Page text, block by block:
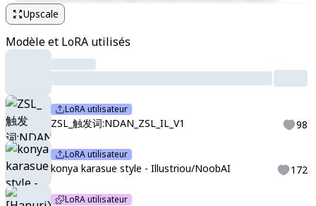
laboris nisi ut aliquip ex ea commodo consequat. Duis aute irure
dolor in reprehenderit in voluptate velit esse cillum dolore eu
fugiat nulla pariatur. Excepteur sint occaecat cupidatat non
proident, sunt in culpa qui officia deserunt mollit anim id est
Upscale
Modèle et LoRA utilisés
LoRA utilisateur
ZSL_触发词:NDAN_ZSL_IL_V1 98
LoRA utilisateur
konya karasue style - Illustriou/NoobAI 172
LoRA utilisateur